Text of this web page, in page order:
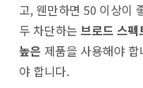
고, 웬만하면 50 이상이
두 차단하는 브로드 스펙
높은 제품을 사용해야 합
야 합니다.